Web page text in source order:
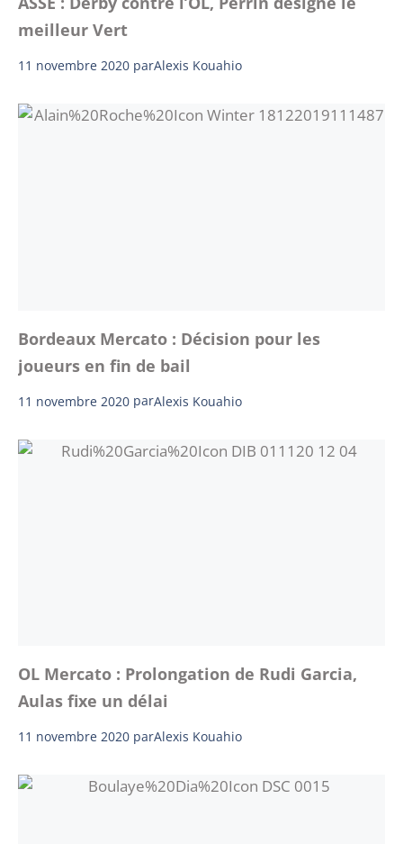
meilleur Vert
11 novembre 2020 parAlexis Kouahio
Bordeaux Mercato : Décision pour les
joueurs en fin de bail
11 novembre 2020 parAlexis Kouahio
OL Mercato : Prolongation de Rudi Garcia,
Aulas fixe un délai
11 novembre 2020 parAlexis Kouahio